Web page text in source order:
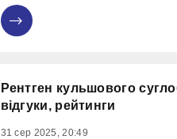
Рентген кульшового
відгуки, рейтинги
31 сер 2025, 20:49